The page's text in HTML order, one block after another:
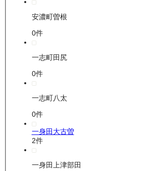
安濃町曽根
0件
一志町田尻
0件
一志町八太
0件
一身田大古曽
2件
一身田上津部田